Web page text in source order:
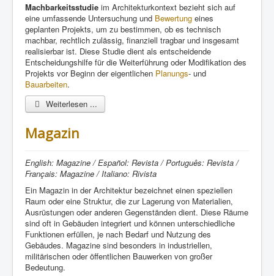
Machbarkeitsstudie im Architekturkontext bezieht sich auf
eine umfassende Untersuchung und Bewertung eines
geplanten Projekts, um zu bestimmen, ob es technisch
machbar, rechtlich zulässig, finanziell tragbar und insgesamt
realisierbar ist. Diese Studie dient als entscheidende
Entscheidungshilfe für die Weiterführung oder Modifikation des
Projekts vor Beginn der eigentlichen Planungs- und
Bauarbeiten.
Weiterlesen ...
Magazin
English: Magazine / Español: Revista / Português: Revista /
Français: Magazine / Italiano: Rivista
Ein Magazin in der Architektur bezeichnet einen speziellen
Raum oder eine Struktur, die zur Lagerung von Materialien,
Ausrüstungen oder anderen Gegenständen dient. Diese Räume
sind oft in Gebäuden integriert und können unterschiedliche
Funktionen erfüllen, je nach Bedarf und Nutzung des
Gebäudes. Magazine sind besonders in industriellen,
militärischen oder öffentlichen Bauwerken von großer
Bedeutung.